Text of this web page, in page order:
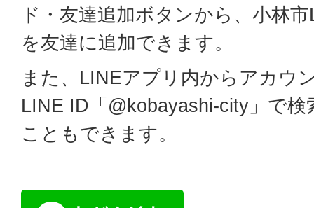
ド・友達追加ボタンから、小林
を友達に追加できます。
また、LINEアプリ内からアカウ
LINE ID「@kobayashi-city」で
こともできます。